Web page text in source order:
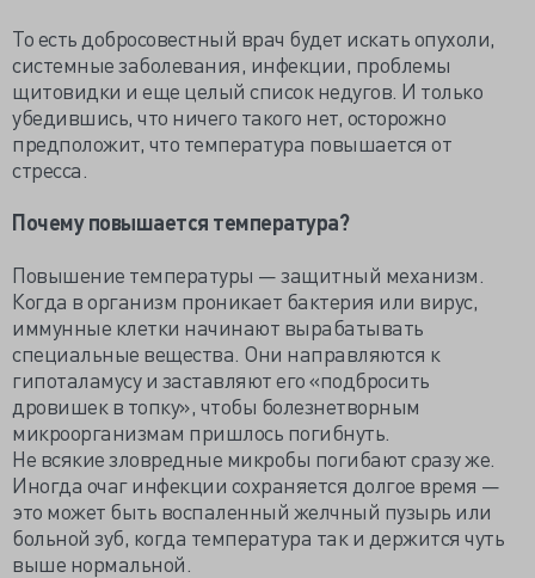
То есть добросовестный врач будет искать опухоли,
системные заболевания, инфекции, проблемы
щитовидки и еще целый список недугов. И только
убедившись, что ничего такого нет, осторожно
предположит, что температура повышается от
стресса.
Почему повышается температура?
Повышение температуры — защитный механизм.
Когда в организм проникает бактерия или вирус,
иммунные клетки начинают вырабатывать
специальные вещества. Они направляются к
гипоталамусу и заставляют его «подбросить
дровишек в топку», чтобы болезнетворным
микроорганизмам пришлось погибнуть.
Не всякие зловредные микробы погибают сразу же.
Иногда очаг инфекции сохраняется долгое время —
это может быть воспаленный желчный пузырь или
больной зуб, когда температура так и держится чуть
выше нормальной.